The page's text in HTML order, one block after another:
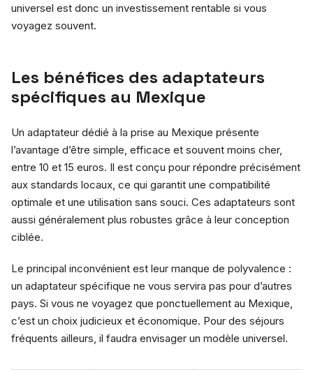
universel est donc un investissement rentable si vous
voyagez souvent.
Les bénéfices des adaptateurs
spécifiques au Mexique
Un adaptateur dédié à la prise au Mexique présente
l’avantage d’être simple, efficace et souvent moins cher,
entre 10 et 15 euros. Il est conçu pour répondre précisément
aux standards locaux, ce qui garantit une compatibilité
optimale et une utilisation sans souci. Ces adaptateurs sont
aussi généralement plus robustes grâce à leur conception
ciblée.
Le principal inconvénient est leur manque de polyvalence :
un adaptateur spécifique ne vous servira pas pour d’autres
pays. Si vous ne voyagez que ponctuellement au Mexique,
c’est un choix judicieux et économique. Pour des séjours
fréquents ailleurs, il faudra envisager un modèle universel.